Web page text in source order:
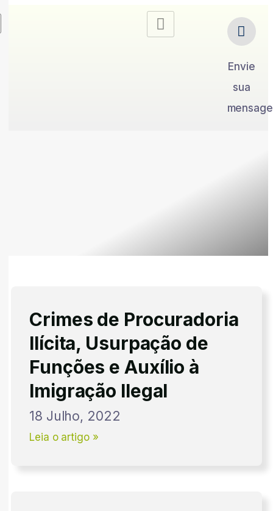
Envie
sua
Crimes de Procuradoria
Ilícita, Usurpação de
Funções e Auxílio à
Imigração Ilegal
18 Julho, 2022
Leia o artigo »